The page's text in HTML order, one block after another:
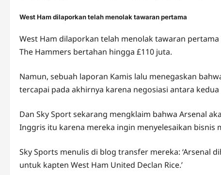
West Ham dilaporkan telah menolak tawaran pertama
West Ham dilaporkan telah menolak tawaran
The Hammers bertahan hingga £110 juta.
Namun, sebuah laporan Kamis lalu menegaskan
tercapai pada akhirnya karena negosiasi antara
Dan Sky Sport sekarang mengklaim bahwa Arsenal
Inggris itu karena mereka ingin menyelesaikan bisnis
Sky Sports menulis di blog transfer mereka: ‘Arsenal
untuk kapten West Ham United Declan Rice.’